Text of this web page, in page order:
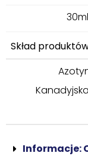
Skład
Informacje: